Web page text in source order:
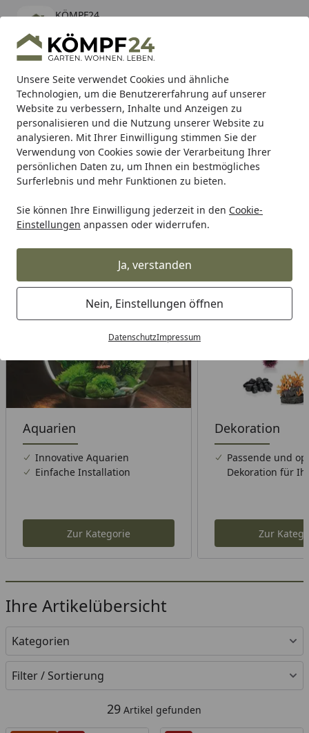
Unsere Seite verwendet Cookies und ähnliche
Technologien, um die Benutzererfahrung auf unserer
Website zu verbessern, Inhalte und Anzeigen zu
personalisieren und die Nutzung unserer Website zu
analysieren. Mit Ihrer Einwilligung stimmen Sie der
Verwendung von Cookies sowie der Verarbeitung Ihrer
persönlichen Daten zu, um Ihnen ein bestmögliches
Surferlebnis und mehr Funktionen zu bieten.
Sie können Ihre Einwilligung jederzeit in den Cookie-
Einstellungen anpassen oder widerrufen.
Ja, verstanden
Nein, Einstellungen öffnen
DatenschutzImpressum
KÖMPF24
kostenlos - Im App Store
Hotline
Alle Produkte
Mein Konto
Suchen
Karibu Pools inkl. gratis Sandfilteranlage & Pool-
Starterset (Gesamtwert bis 468,99€)
Startseite
Wohnen & Haushalt Wohndekoration Deko Aquarien &
Deko Aquarien & Zubehör
Wählen Sie Ihre Wunschkategorie
Aquarien
Innovative Aquarien
Einfache Installation
Zur Kategorie
Dekoration
Passende und
Dekoration für
Zur
Ihre Artikelübersicht
Kategorien
Filter / Sortierung
29 Artikel gefunden